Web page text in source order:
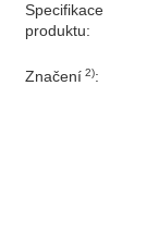
Specifikace
produktu:
Značení2):